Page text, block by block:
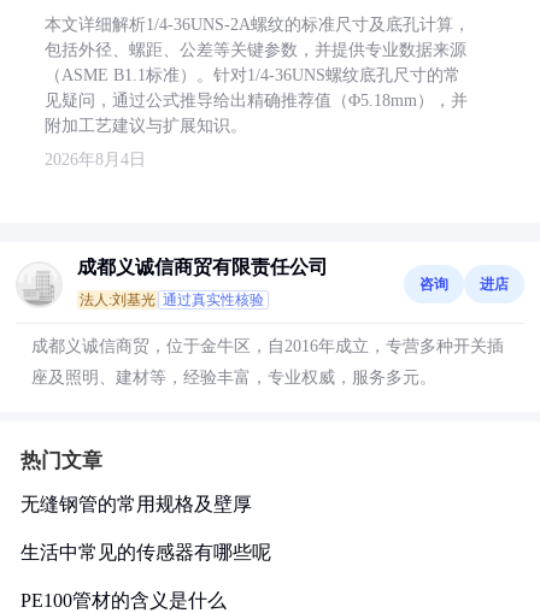
本文详细解析1/4-36UNS-2A螺纹的标准尺寸及底孔计算，
包括外径、螺距、公差等关键参数，并提供专业数据来源
（ASME B1.1标准）。针对1/4-36UNS螺纹底孔尺寸的常
见疑问，通过公式推导给出精确推荐值（Φ5.18mm），并
附加工艺建议与扩展知识。
2026年8月4日
成都义诚信商贸有限责任公司
法人:刘基光 通过真实性核验
咨询 进店
成都义诚信商贸，位于金牛区，自2016年成立，专营多种开关插
座及照明、建材等，经验丰富，专业权威，服务多元。
热门文章
无缝钢管的常用规格及壁厚
生活中常见的传感器有哪些呢
PE100管材的含义是什么